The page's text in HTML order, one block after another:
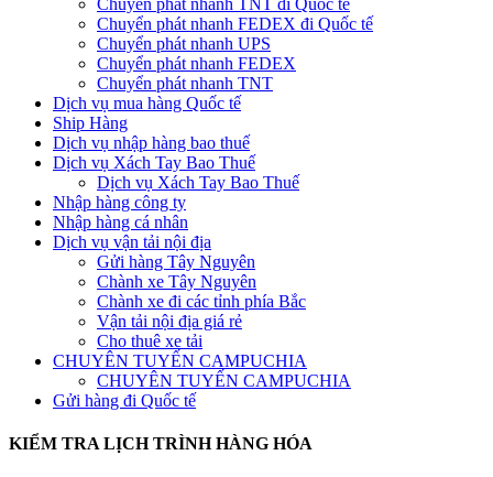
Chuyển phát nhanh TNT đi Quốc tế
Chuyển phát nhanh FEDEX đi Quốc tế
Chuyển phát nhanh UPS
Chuyển phát nhanh FEDEX
Chuyển phát nhanh TNT
Dịch vụ mua hàng Quốc tế
Ship Hàng
Dịch vụ nhập hàng bao thuế
Dịch vụ Xách Tay Bao Thuế
Dịch vụ Xách Tay Bao Thuế
Nhập hàng công ty
Nhập hàng cá nhân
Dịch vụ vận tải nội địa
Gửi hàng Tây Nguyên
Chành xe Tây Nguyên
Chành xe đi các tỉnh phía Bắc
Vận tải nội địa giá rẻ
Cho thuê xe tải
CHUYÊN TUYẾN CAMPUCHIA
CHUYÊN TUYẾN CAMPUCHIA
Gửi hàng đi Quốc tế
KIỂM TRA LỊCH TRÌNH HÀNG HÓA